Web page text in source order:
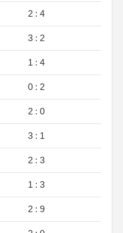
2 : 4
3 : 2
1 : 4
0 : 2
2 : 0
3 : 1
2 : 3
1 : 3
2 : 9